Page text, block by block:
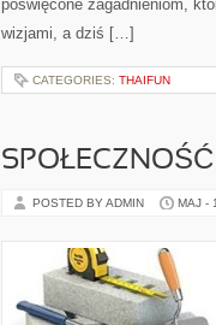
poświęcone zagadnieniom,
wizjami, a dziś […]
CATEGORIES: THAIFUN
POSTED BY ADMIN MAJ -